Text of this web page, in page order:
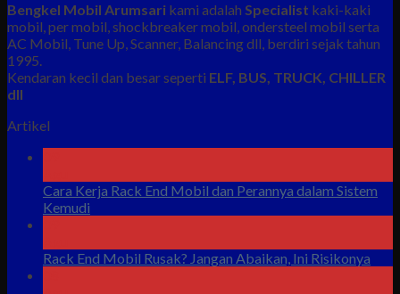
Bengkel Mobil Arumsari kami adalah Specialist kaki-kaki
mobil, per mobil, shockbreaker mobil, ondersteel mobil serta
AC Mobil, Tune Up, Scanner, Balancing dll, berdiri sejak tahun
1995.
Kendaran kecil dan besar seperti ELF, BUS, TRUCK, CHILLER
dll
Artikel
Cara Kerja Rack End Mobil dan Perannya dalam Sistem
Kemudi
Rack End Mobil Rusak? Jangan Abaikan, Ini Risikonya